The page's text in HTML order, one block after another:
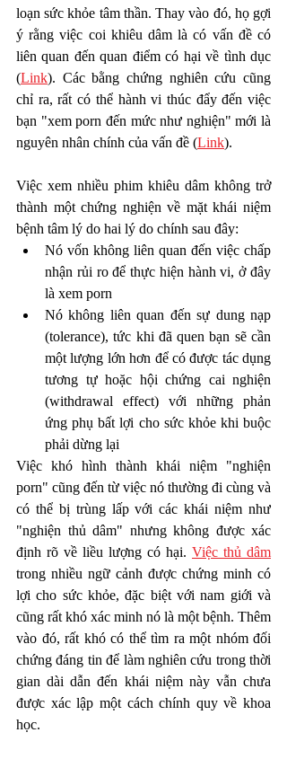
loạn sức khỏe tâm thần. Thay vào đó, họ gợi
ý rằng việc coi khiêu dâm là có vấn đề có
liên quan đến quan điểm có hại về tình dục
(Link). Các bằng chứng nghiên cứu cũng
chỉ ra, rất có thể hành vi thúc đẩy đến việc
bạn "xem porn đến mức như nghiện" mới là
nguyên nhân chính của vấn đề (Link).
Việc xem nhiều phim khiêu dâm không trở
thành một chứng nghiện về mặt khái niệm
bệnh tâm lý do hai lý do chính sau đây:
Nó vốn không liên quan đến việc chấp
nhận rủi ro để thực hiện hành vi, ở đây
là xem porn
Nó không liên quan đến sự dung nạp
(tolerance), tức khi đã quen bạn sẽ cần
một lượng lớn hơn để có được tác dụng
tương tự hoặc hội chứng cai nghiện
(withdrawal effect) với những phản
ứng phụ bất lợi cho sức khỏe khi buộc
phải dừng lại
Việc khó hình thành khái niệm "nghiện
porn" cũng đến từ việc nó thường đi cùng và
có thể bị trùng lấp với các khái niệm như
"nghiện thủ dâm" nhưng không được xác
định rõ về liều lượng có hại. Việc thủ dâm
trong nhiều ngữ cảnh được chứng minh có
lợi cho sức khỏe, đặc biệt với nam giới và
cũng rất khó xác minh nó là một bệnh. Thêm
vào đó, rất khó có thể tìm ra một nhóm đối
chứng đáng tin để làm nghiên cứu trong thời
gian dài dẫn đến khái niệm này vẫn chưa
được xác lập một cách chính quy về khoa
học.